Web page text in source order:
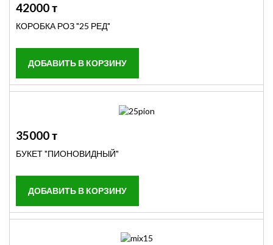
42000 т
КОРОБКА РОЗ "25 РЕД"
35000 т
БУКЕТ "ПИОНОВИДНЫЙ"